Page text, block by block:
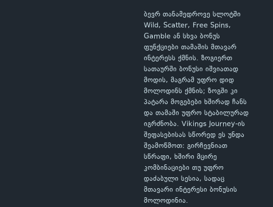
ბევრ თანამედროვე სლოტში
Wild, Scatter, Free Spins,
Gamble ან სხვა ბონუს
ფუნქციები თამაშის მთავარ
ინტერესს ქმნის. ზოგიერთ
სათაურში ბონუსი იშვიათად
მოდის, მაგრამ უფრო დიდ
მოლოდინს ქმნის; ზოგში კი
პატარა მოგებები ხშირად ჩანს
და თამაში უფრო სტაბილურად
იგრძნობა. Vikings Journey-ის
შეფასებისას სწორედ ეს უნდა
შეამოწმოთ: გირჩევნიათ
სწრაფი, ხშირი მცირე
კომბინაციები თუ უფრო
დაძაბული სესია, სადაც
მთავარი ინტერესი ბონუსის
მოლოდინია.